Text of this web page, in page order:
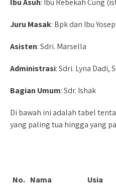
Ibu Asuh: Ibu Rebekah Cung
Juru Masak: Bpk dan Ibu
Asisten: Sdri. Marsella
Administrasi: Sdri. Lyna Dadi,
Bagian Umum: Sdr. Ishak
Di bawah ini adalah tabel
yang paling tua hingga yang
No. Nama Usia